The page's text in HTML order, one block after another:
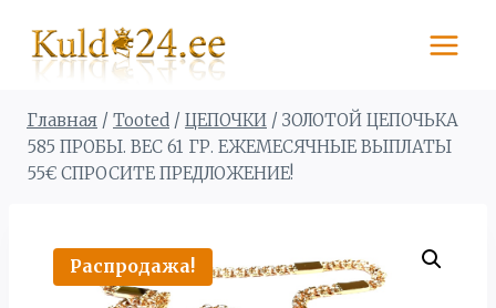
содержимому
Главная / Tooted / ЦЕПОЧКИ / ЗОЛОТОЙ ЦЕПОЧЬКА
585 ПРОБЫ. BЕС 61 ГР. ЕЖЕМЕСЯЧНЫЕ ВЫПЛАТЫ
55€ СПРОСИТЕ ПРЕДЛОЖЕНИЕ!
Распродажа!